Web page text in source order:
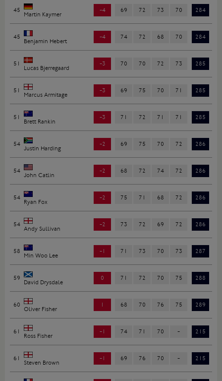
45
Martin Kaymer
-4 69 72 73 70 284
45
Benjamin Hebert
-4 74 72 68 70 284
51
Lucas Bjerregaard
-3 70 70 72 73 285
51
Marcus Armitage
-3 69 75 70 71 285
51
Brett Rankin
-3 71 72 71 71 285
54
Justin Harding
-2 69 75 70 72 286
54
John Catlin
-2 68 72 74 72 286
54
Ryan Fox
-2 75 71 68 72 286
54
Andy Sullivan
-2 73 72 69 72 286
58
Min Woo Lee
-1 71 73 70 73 287
59
David Drysdale
0 71 72 70 75 288
60
Oliver Fisher
1 68 70 76 75 289
61
Ross Fisher
-1 74 71 70 - 215
61
Steven Brown
-1 69 76 70 - 215